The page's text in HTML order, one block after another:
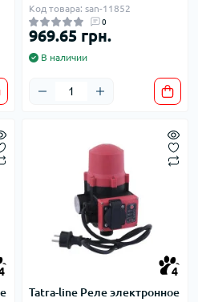
Код товара: san-11852
0
969.65 грн.
В наличии
4
Tatra-line Реле электронное